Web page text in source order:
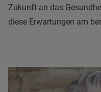
Zukunft an das
diese Erwartungen am